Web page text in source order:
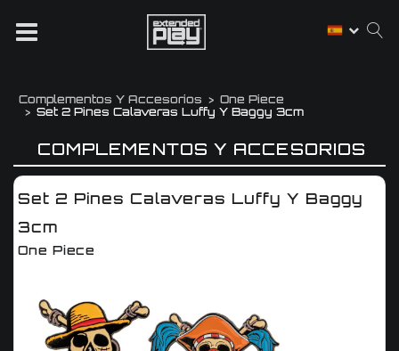
Complementos Y Accesorios
One Piece
Set 2 Pines Calaveras Luffy Y Baggy 3cm
COMPLEMENTOS Y ACCESORIOS
Set 2 Pines Calaveras Luffy Y Baggy
3cm
One Piece